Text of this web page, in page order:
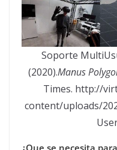
Soporte
(2020).Manus
Times. http://
content/uploads/
¿Que se necesita